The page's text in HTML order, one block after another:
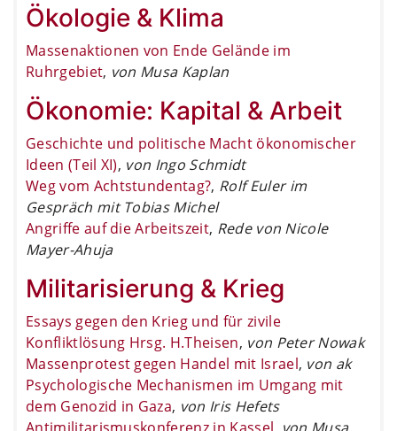
Ökologie & Klima
Massenaktionen von Ende Gelände im
Ruhrgebiet, von Musa Kaplan
Ökonomie: Kapital & Arbeit
Geschichte und politische Macht ökonomischer
Ideen (Teil XI), von Ingo Schmidt
Weg vom Achtstundentag?, Rolf Euler im
Gespräch mit Tobias Michel
Angriffe auf die Arbeitszeit, Rede von Nicole
Mayer-Ahuja
Militarisierung & Krieg
Essays gegen den Krieg und für zivile
Konfliktlösung Hrsg. H.Theisen, von Peter Nowak
Massenprotest gegen Handel mit Israel, von ak
Psychologische Mechanismen im Umgang mit
dem Genozid in Gaza, von Iris Hefets